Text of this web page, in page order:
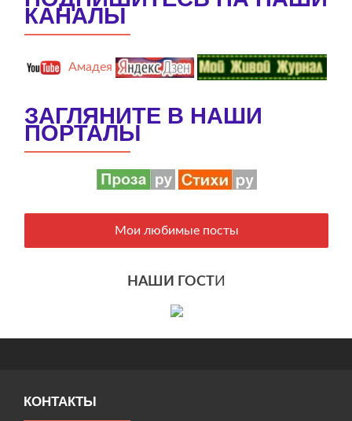
КАНАЛЫ
Амадея
ЗАГЛЯНИТЕ В НАШИ
ПОРТАЛЫ
Мои любимые посты
НАШИ ГОСТ И
КОНТАКТЫ